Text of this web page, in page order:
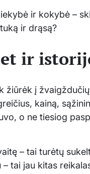
ir kokybė –
ir drąsą?
ir
žiūrėk į
kainą,
o ne tiesiog
– tai turėtų
tai jau kitas